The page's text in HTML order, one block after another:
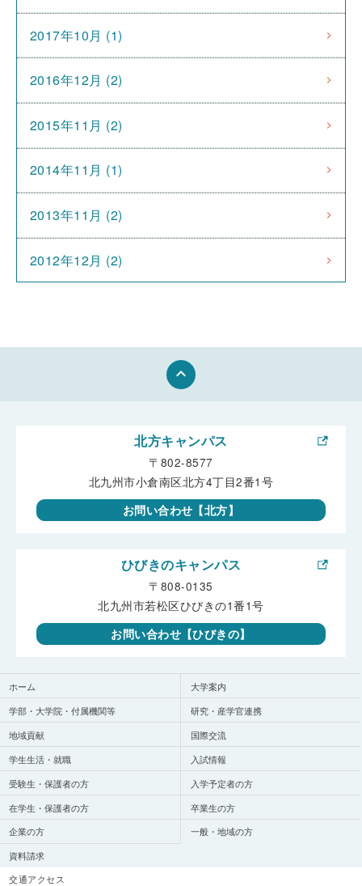
2017年10月 (1)
2016年12月 (2)
2015年11月 (2)
2014年11月 (1)
2013年11月 (2)
2012年12月 (2)
keyboard_arrow_up
ホーム
大学案内
学部・大学院・付属機関等
研究・産学官連携
地域貢献
国際交流
学生生活・就職
入試情報
受験生・保護者の方
入学予定者の方
在学生・保護者の方
卒業生の方
企業の方
一般・地域の方
資料請求
北方キャンパス
〒802-8577
北九州市小倉南区北方4丁目2番1号
お問い合わせ【北方】
ひびきのキャンパス
〒808-0135
北九州市若松区ひびきの1番1号
お問い合わせ【ひびきの】
交通アクセス